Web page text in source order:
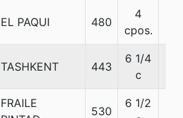
EL PAQUI 480
4
cpos.
TASHKENT 443
6 1/4
c
FRAILE
530
6 1/2